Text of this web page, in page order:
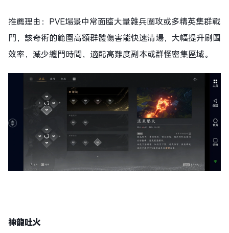
推薦理由：PVE場景中常面臨大量雜兵圍攻或多精英集群戰
鬥，該奇術的範圍高額群體傷害能快速清場，大幅提升刷圖
效率，減少纏鬥時間，適配高難度副本或群怪密集區域。
神龍吐火